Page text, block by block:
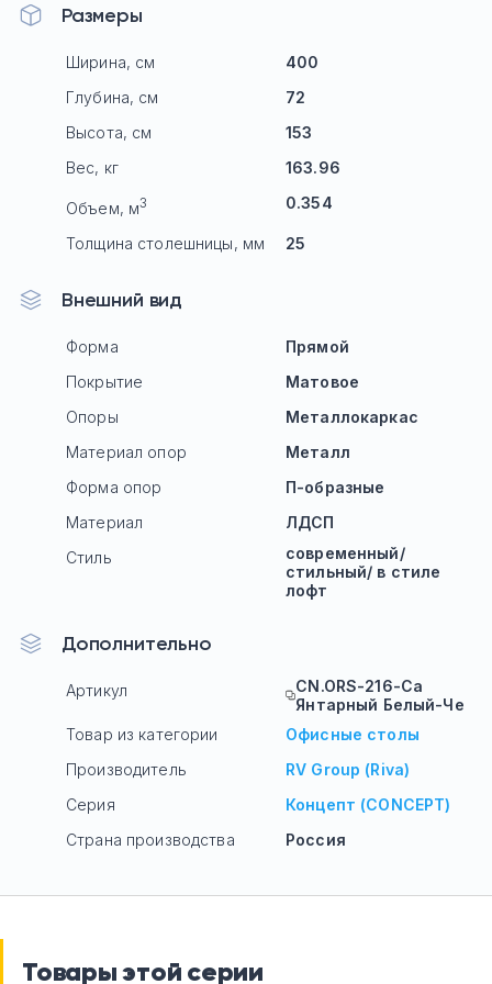
Размеры
Ширина, см
400
Глубина, см
72
Высота, см
153
Вес, кг
163.96
Объем, м3 0.354
Толщина столешницы, мм 25
Внешний вид
Форма
Прямой
Покрытие
Матовое
Опоры
Mеталлокаркас
Материал опор
Металл
Форма опор
П-образные
Материал
ЛДСП
Стиль
современный/
стильный/ в стиле
лофт
Дополнительно
Артикул
CN.ORS-216-Са
Янтарный Белый-Че
Товар из категории
Офисные столы
Производитель
RV Group (Riva)
Серия
Концепт (CONCEPT)
Страна производства
Россия
Товары этой серии